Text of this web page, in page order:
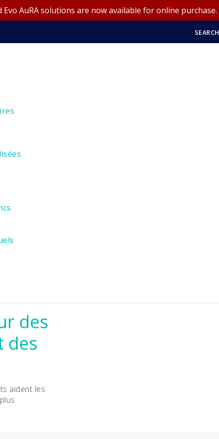
AuRA solutions are now available for online purchase.
SEARCH
des
des
aident les